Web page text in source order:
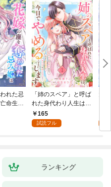
れた忌
命生活
「姉のスペア」と呼ば
れた身代わり人生は、
今日でやめることにし
ます～辺境で自由を満
165
試読フル
ランキング